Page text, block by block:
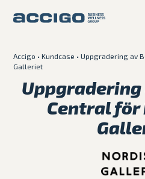
Karriär
Erbjudande
Accigo •Kundcase •Uppgradering av
Galleriet
Central